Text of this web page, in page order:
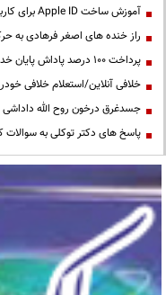
آموزش ساخت Apple ID برای کاربران ایرانی
راز خنده های اصغر فرهادی به
پرداخت ۱۰۰ درصد پاداش پایان خدمت فرهنگیان
خلافی آنلاین/استعلام خلافی
جسدغرق درخون روح الله
پاسخ های دکتر توکلی به سوالات